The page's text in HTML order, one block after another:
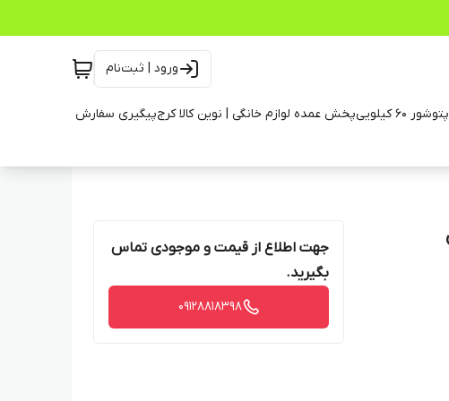
ورود | ثبت‌نام
پتوشور ۶۰ کیلویی پخش عمده لوازم خانگی | نوین کالا کرجپیگیری سفارش
جهت اطلاع از قیمت و موجودی تماس
بگیرید.
09128818398